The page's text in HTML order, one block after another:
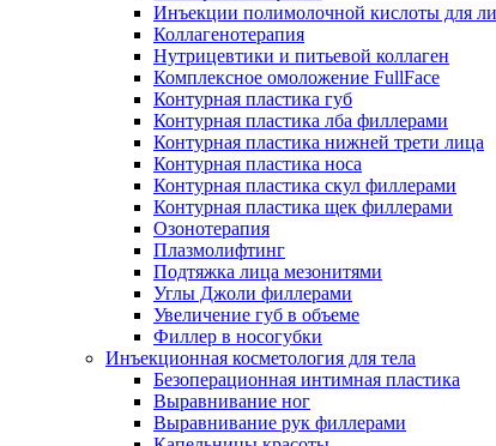
Инъекции полимолочной кислоты для
Коллагенотерапия
Нутрицевтики и питьевой коллаген
Комплексное омоложение FullFace
Контурная пластика губ
Контурная пластика лба филлерами
Контурная пластика нижней трети лица
Контурная пластика носа
Контурная пластика скул филлерами
Контурная пластика щек филлерами
Озонотерапия
Плазмолифтинг
Подтяжка лица мезонитями
Углы Джоли филлерами
Увеличение губ в объеме
Филлер в носогубки
Инъекционная косметология для тела
Безоперационная интимная пластика
Выравнивание ног
Выравнивание рук филлерами